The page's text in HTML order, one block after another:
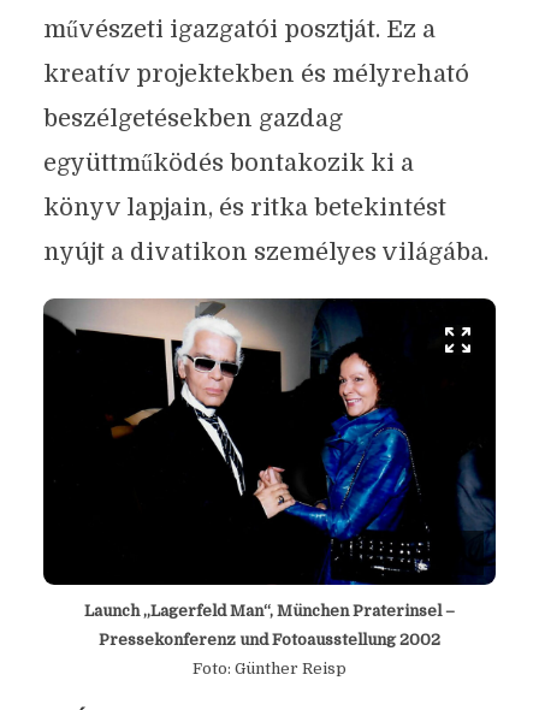
művészeti igazgatói posztját. Ez a
kreatív projektekben és mélyreható
beszélgetésekben gazdag
együttműködés bontakozik ki a
könyv lapjain, és ritka betekintést
nyújt a divatikon személyes világába.
Launch „Lagerfeld Man“, München Praterinsel –
Pressekonferenz und Fotoausstellung 2002
Foto: Günther Reisp